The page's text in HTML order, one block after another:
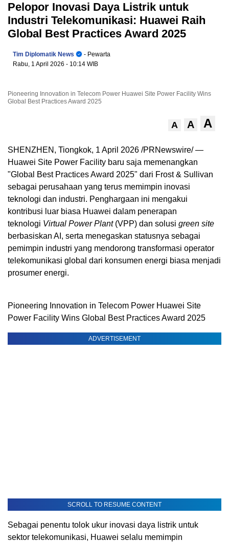
Pelopor Inovasi Daya Listrik untuk
Industri Telekomunikasi: Huawei Raih
Global Best Practices Award 2025
Tim Diplomatik News
- Pewarta
Rabu, 1 April 2026 - 10:14 WIB
Pioneering Innovation in Telecom Power Huawei Site Power Facility Wins
Global Best Practices Award 2025
A A A
SHENZHEN, Tiongkok, 1 April 2026 /PRNewswire/ —
Huawei Site Power Facility baru saja memenangkan
"Global Best Practices Award 2025" dari Frost & Sullivan
sebagai perusahaan yang terus memimpin inovasi
teknologi dan industri. Penghargaan ini mengakui
kontribusi luar biasa Huawei dalam penerapan
teknologi Virtual Power Plant(VPP) dan solusi green site
berbasiskan AI, serta menegaskan statusnya sebagai
pemimpin industri yang mendorong transformasi operator
telekomunikasi global dari konsumen energi biasa menjadi
prosumer energi.
Pioneering Innovation in Telecom Power Huawei Site
Power Facility Wins Global Best Practices Award 2025
ADVERTISEMENT
SCROLL TO RESUME CONTENT
Sebagai penentu tolok ukur inovasi daya listrik untuk
sektor telekomunikasi, Huawei selalu memimpin